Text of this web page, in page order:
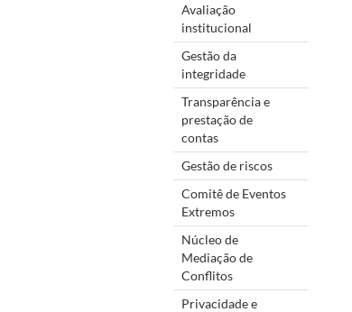
Avaliação
institucional
Gestão da
integridade
Transparência e
prestação de
contas
Gestão de riscos
Comitê de Eventos
Extremos
Núcleo de
Mediação de
Conflitos
Privacidade e